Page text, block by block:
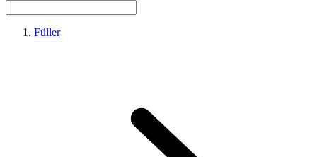
Füller